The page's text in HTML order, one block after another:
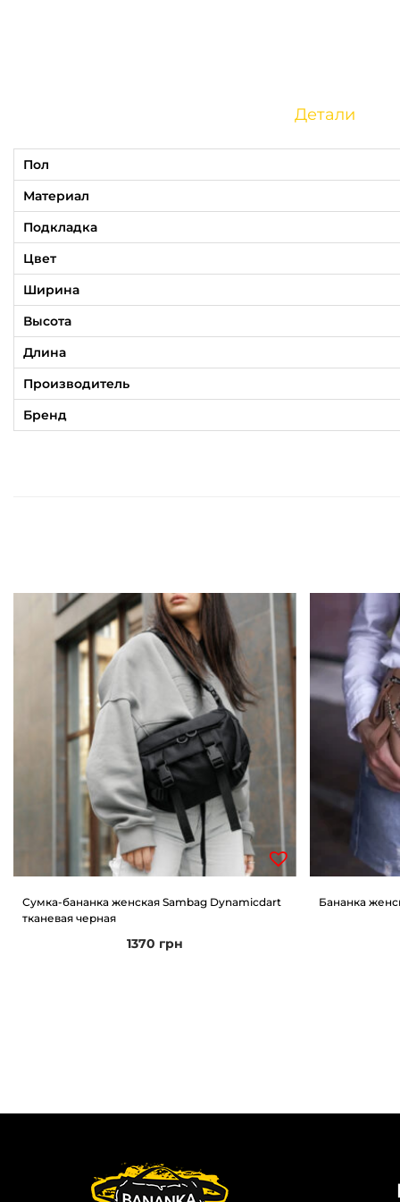
Детали
Пол
Материал
Подкладка
Цвет
Ширина
Высота
Длина
Производитель
Бренд
Сумка-бананка женская Sambag Dynamicdart
тканевая черная
1370 грн
Бананка